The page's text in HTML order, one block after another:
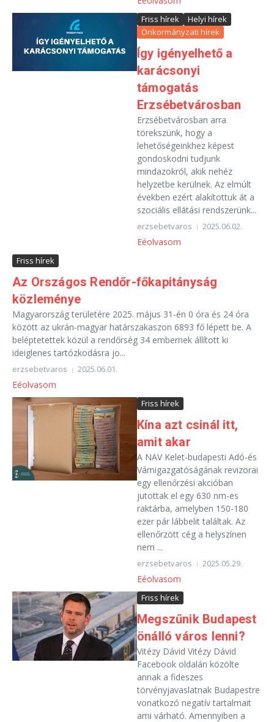
Friss hírek
Helyi hírek
Önkormányzati hírek
Így igényelhető a
karácsonyi
támogatás
Erzsébetvárosban
Erzsébetvárosban arra
törekszünk, hogy a
lehetőségeinkhez képest
gondoskodni tudjunk
mindazokról, akik nehéz
helyzetbe kerülnek. Az elmúlt
években ezért alakítottuk át a
szociális ellátási rendszerünk...
erzsebetvaros 2025.06.02.
Eéolvasom
Friss hírek
Az Országos Rendőr-főkapitányság
közleménye
Magyarország területére 2025. május 31-én 0 óra és 24 óra
között az ukrán-magyar határszakaszon 6893 fő lépett be. A
beléptetettek közül a rendőrség 34 embernek állított ki
ideiglenes tartózkodásra jo...
erzsebetvaros 2025.06.01.
Eéolvasom
Friss hírek
Kína azt csinál itt,
amit akar
A NAV Kelet-budapesti Adó-és
Vámigazgatóságának revizorai
egy ellenőrzési akcióban
jutottak el egy 630 nm-es
raktárba, amelyben 150-180
ezer pár lábbelit találtak. Az
ellenőrzött cég a helyszínen
nem ...
erzsebetvaros 2025.05.29.
Eéolvasom
Friss hírek
Megszűnik Budapest
önálló város lenni?
Vitézy Dávid Vitézy Dávid
Facebook oldalán közölte
annak a fideszes
törvényjavaslatnak Budapestre
vonatkozó negatív tartalmait
ami várható. Amennyiben a